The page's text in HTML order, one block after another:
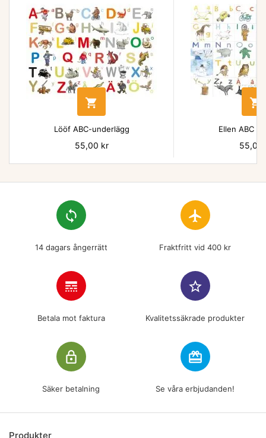

Lööf ABC-underlägg
Pris
55,00 kr

Ellen ABC
Pris
55,00
loop
14 dagars ångerrätt
flight
Fraktfritt vid 400 kr
line_style
Betala mot faktura
star_border
Kvalitetssäkrade produkter
lock_outline
Säker betalning
redeem
Se våra erbjudanden!
Produkter